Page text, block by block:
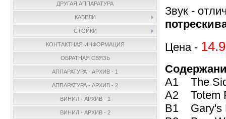
ДРУГАЯ АППАРАТУРА
КАБЕЛИ
СТОЙКИ
КОНТАКТНАЯ ИНФОРМАЦИЯ
ОБРАТНАЯ СВЯЗЬ
АППАРАТУРА - АРХИВ - 1
АППАРАТУРА - АРХИВ - 2
ВИНИЛ - АРХИВ - 1
ВИНИЛ - АРХИВ - 2
Звук -
Цена -
A1 The
A2
B1